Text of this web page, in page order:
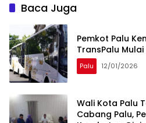
Baca Juga
Pemkot Palu
TransPalu
Palu 12/01/2026
Wali Kota Palu
Cabang Palu,